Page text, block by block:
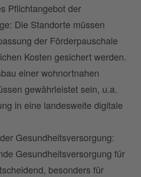
Pflichtangebot der
Die Standorte müssen
der Förderpauschale
Kosten gesichert werden.
einer wohnortnahen
gewährleistet sein, u.a.
in eine landesweite digitale
Gesundheitsversorgung:
Gesundheitsversorgung für
besonders für